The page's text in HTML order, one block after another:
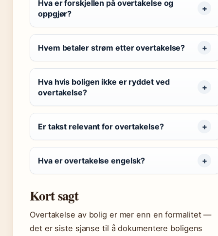
Hva er forskjellen på overtakelse og
oppgjør?
Hvem betaler strøm etter overtakelse?
Hva hvis boligen ikke er ryddet ved
overtakelse?
Er takst relevant for overtakelse?
Hva er overtakelse engelsk?
Kort sagt
Overtakelse av bolig er mer enn en formalitet —
det er siste sjanse til å dokumentere boligens